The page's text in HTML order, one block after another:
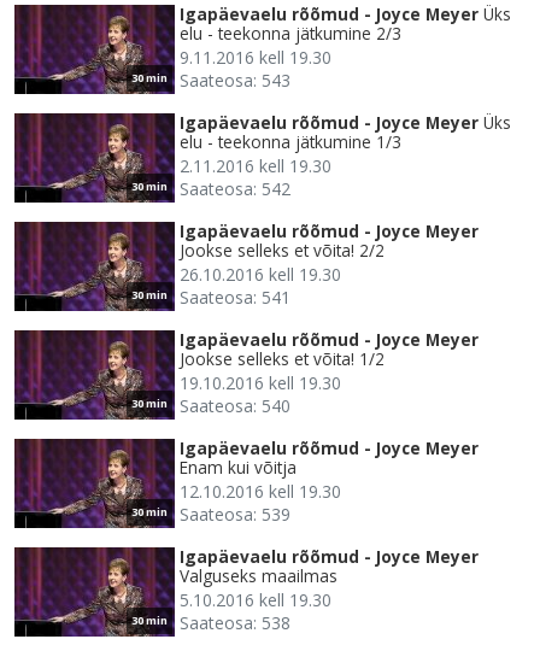
30 min
Igapäevaelu rõõmud - Joyce Meyer Üks
elu - teekonna jätkumine 2/3
9.11.2016 kell 19.30
Saateosa: 543
30 min
Igapäevaelu rõõmud - Joyce Meyer Üks
elu - teekonna jätkumine 1/3
2.11.2016 kell 19.30
Saateosa: 542
30 min
Igapäevaelu rõõmud - Joyce Meyer
Jookse selleks et võita! 2/2
26.10.2016 kell 19.30
Saateosa: 541
30 min
Igapäevaelu rõõmud - Joyce Meyer
Jookse selleks et võita! 1/2
19.10.2016 kell 19.30
Saateosa: 540
30 min
Igapäevaelu rõõmud - Joyce Meyer
Enam kui võitja
12.10.2016 kell 19.30
Saateosa: 539
30 min
Igapäevaelu rõõmud - Joyce Meyer
Valguseks maailmas
5.10.2016 kell 19.30
Saateosa: 538